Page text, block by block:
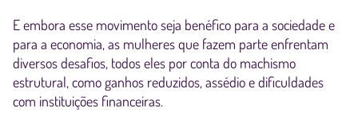
E embora esse movimento seja benéfico para a sociedade e
para a economia, as mulheres que fazem parte enfrentam
diversos desafios, todos eles por conta do machismo
estrutural, como ganhos reduzidos, assédio e dificuldades
com instituições financeiras.